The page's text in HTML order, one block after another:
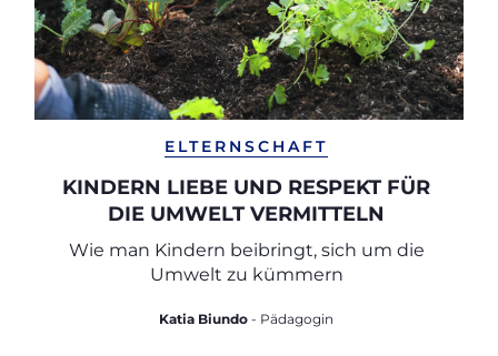
ELTERNSCHAFT
KINDERN LIEBE UND RESPEKT FÜR
DIE UMWELT VERMITTELN
Wie man Kindern beibringt, sich um die
Umwelt zu kümmern
Katia Biundo - Pädagogin